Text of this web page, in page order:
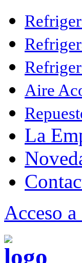
Aire
La
Acceso